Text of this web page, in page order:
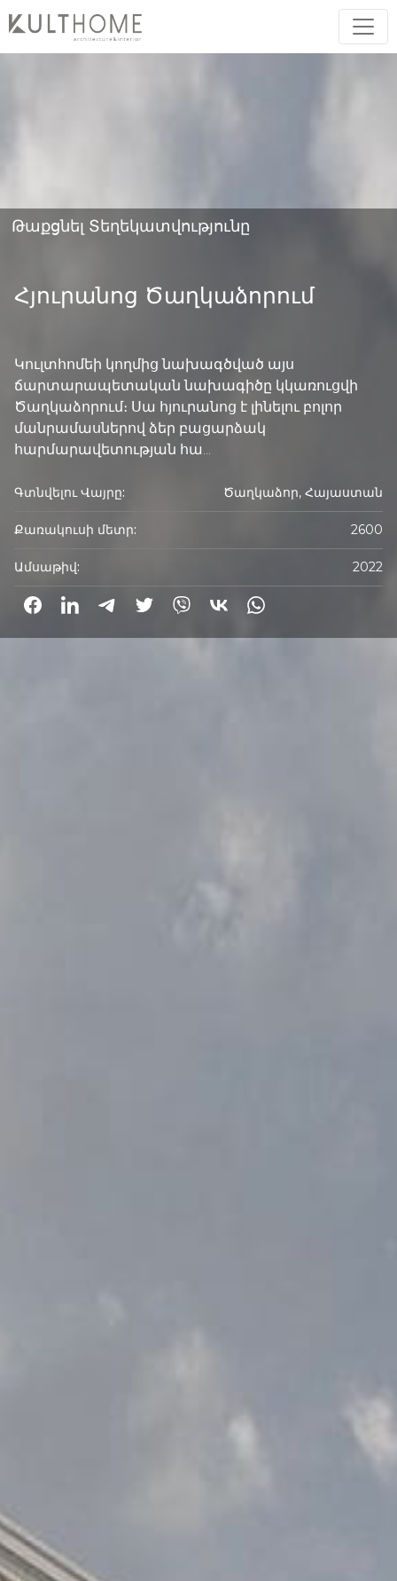
Թաքցնել Տեղեկատվությունը
Հյուրանոց Ծաղկաձորում
Կուլտհոմեի կողմից նախագծված այս
ճարտարապետական նախագիծը կկառուցվի
Ծաղկաձորում։ Սա հյուրանոց է լինելու բոլոր
մանրամասներով ձեր բացարձակ
հարմարավետության հա...
Գտնվելու Վայրը: Ծաղկաձոր, Հայաստան
Քառակուսի մետր: 2600
Ամսաթիվ: 2022